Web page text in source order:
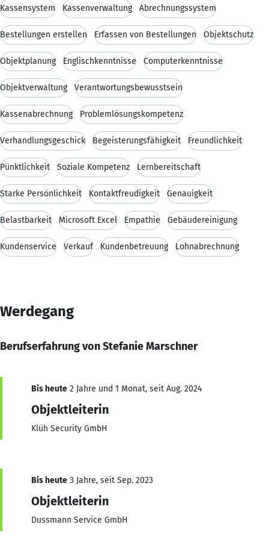
Kassensystem Kassenverwaltung Abrechnungssystem
Bestellungen erstellen Erfassen von Bestellungen Objektschutz
Objektplanung Englischkenntnisse Computerkenntnisse
Objektverwaltung Verantwortungsbewusstsein
Kassenabrechnung Problemlösungskompetenz
Verhandlungsgeschick Begeisterungsfähigkeit Freundlichkeit
Pünktlichkeit Soziale Kompetenz Lernbereitschaft
Starke Persönlichkeit Kontaktfreudigkeit Genauigkeit
Belastbarkeit Microsoft Excel Empathie Gebäudereinigung
Kundenservice Verkauf Kundenbetreuung Lohnabrechnung
Werdegang
Berufserfahrung von Stefanie Marschner
Bis heute 2 Jahre und 1 Monat, seit Aug. 2024
Objektleiterin
Klüh Security GmbH
Bis heute 3 Jahre, seit Sep. 2023
Objektleiterin
Dussmann Service GmbH